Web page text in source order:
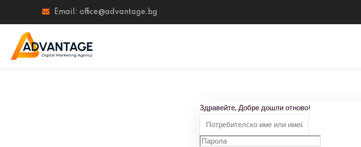
Email: office@advantage.bg
Здравейте, Добре дошли отново!